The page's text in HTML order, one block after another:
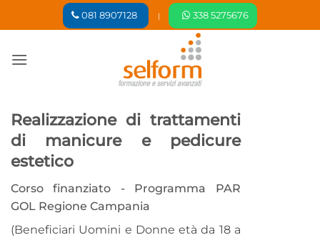
081 8907128 | 338 5275676
Realizzazione di trattamenti
di manicure e pedicure
estetico
Corso finanziato - Programma PAR
GOL Regione Campania
(Beneficiari Uomini e Donne età da 18 a